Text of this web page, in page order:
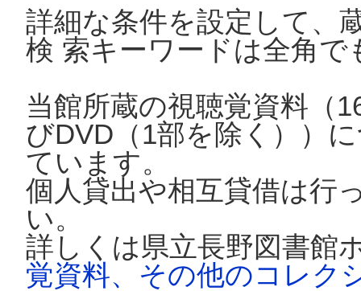
詳細な条件を設定して、
検 索キーワードは全角
当館所蔵の視聴覚資料（
びDVD（1部を除く））
ています。
個人貸出や相互貸借は行
い。
詳しくは県立長野図書館
覚資料、その他のコレク